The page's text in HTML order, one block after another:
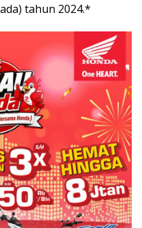
tahun 2024.*